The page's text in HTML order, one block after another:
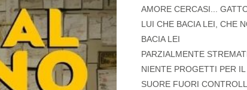
AMORE CERCASI...
LUI CHE BACIA LEI, CHE
BACIA LEI
PARZIALMENTE
NIENTE PROGETTI PER
SUORE FUORI